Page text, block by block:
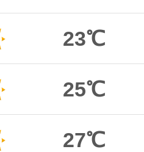
23℃
25℃
27℃